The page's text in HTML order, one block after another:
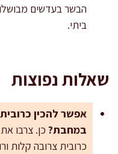
הבשר בעדשים
ביתי.
שאלות נפוצות
אפשר להכין
במחבת? כן. צרבו
כרובית צרובה קלות